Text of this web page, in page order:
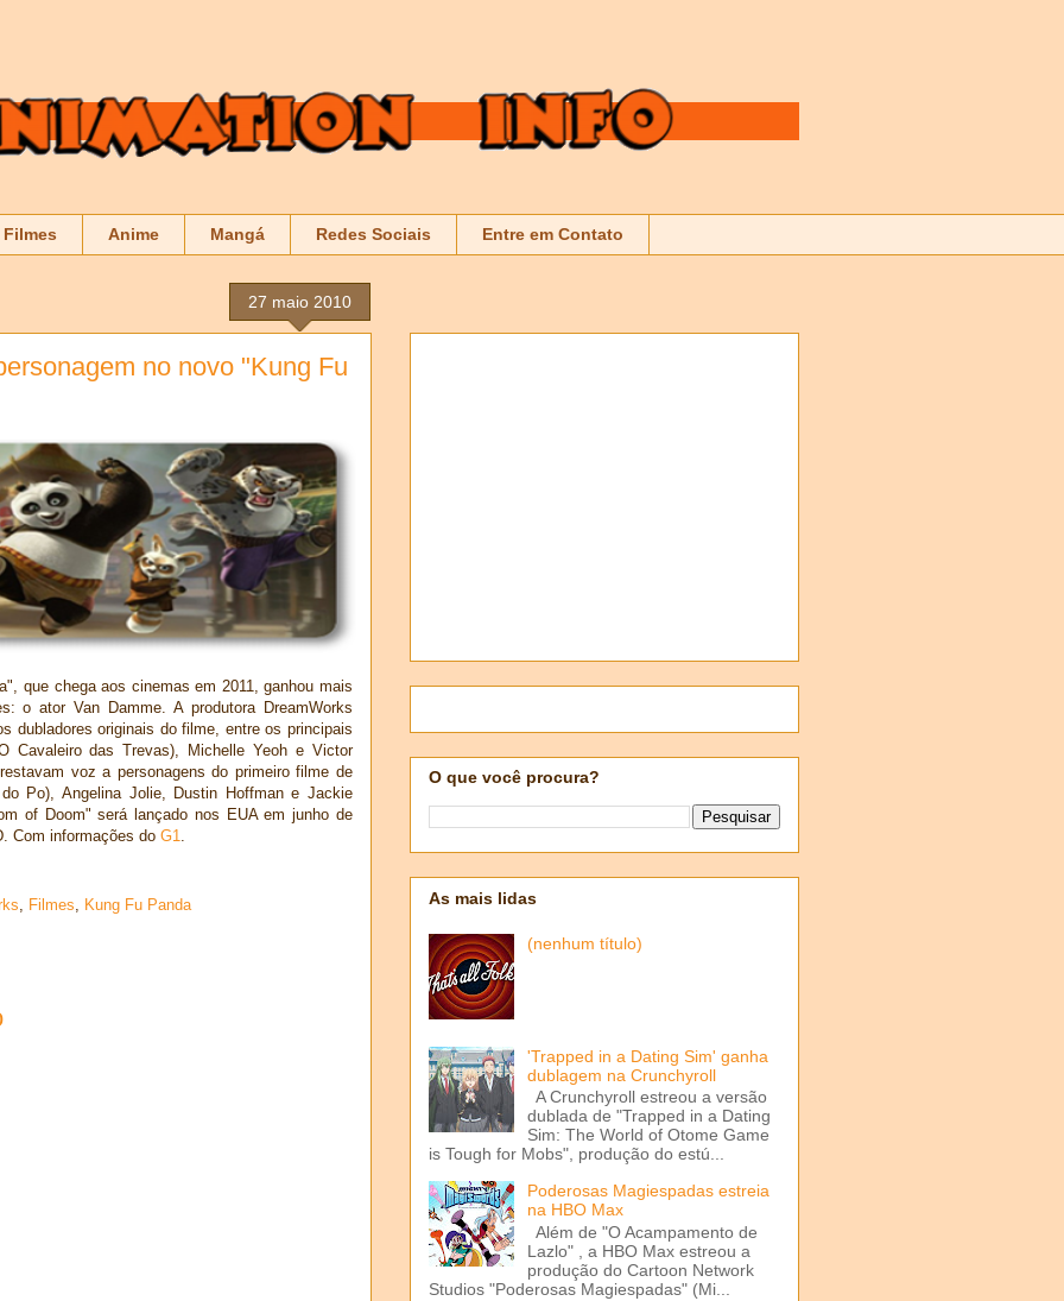
Filmes Anime Mangá Redes Sociais Entre em Contato
27 maio 2010
no novo "Kung Fu
que chega aos cinemas em 2011, ganhou mais
o ator Van Damme. A produtora DreamWorks
dubladores originais do filme, entre os principais
Cavaleiro das Trevas), Michelle Yeoh e Victor
voz a personagens do primeiro filme de
Po), Angelina Jolie, Dustin Hoffman e Jackie
of Doom" será lançado nos EUA em junho de
Com informações do G1
, Filmes, Kung Fu Panda
O que você procura?
As mais lidas
(nenhum título)
'Trapped in a Dating Sim' ganha
dublagem na Crunchyroll
A Crunchyroll estreou a versão
dublada de "Trapped in a Dating
Sim: The World of Otome Game
is Tough for Mobs", produção do estú...
Poderosas Magiespadas estreia
na HBO Max
Além de "O Acampamento de
Lazlo" , a HBO Max estreou a
produção do Cartoon Network
Studios "Poderosas Magiespadas" (Mi...